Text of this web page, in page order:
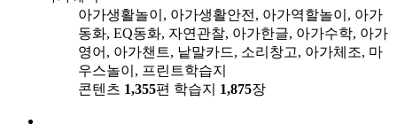
아가생활놀이, 아가생활안전, 아가역할놀이, 아가
동화, EQ동화, 자연관찰, 아가한글, 아가수학, 아가
영어, 아가챈트, 낱말카드, 소리창고, 아가체조, 마
우스놀이, 프린트학습지
콘텐츠 1,355편 학습지 1,875장